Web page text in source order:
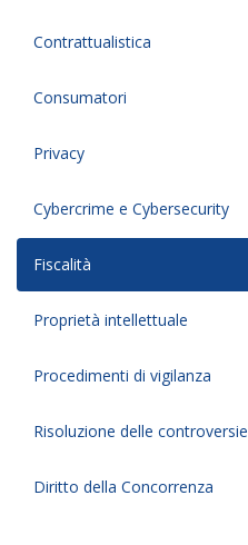
Contrattualistica
Consumatori
Privacy
Cybercrime e Cybersecurity
Fiscalità
Proprietà intellettuale
Procedimenti di vigilanza
Risoluzione delle controversie
Diritto della Concorrenza